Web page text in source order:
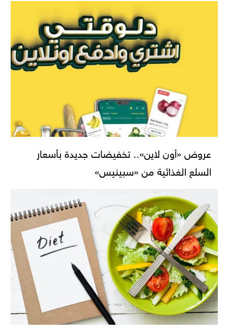
عروض «أون لاين».. تخفيضات جديدة بأسعار
السلع الغذائية من «سبينيس»